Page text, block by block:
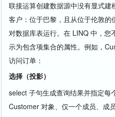
联接运算创建数据源中没有显式
客户：位于巴黎，且从位于伦敦
对数据库表运行。在 LINQ 中，您
示为包含项集合的属性。例如，
访问订单：
选择（投影）
select 子句生成查询结果并指定每
Customer 对象、仅一个成员、成